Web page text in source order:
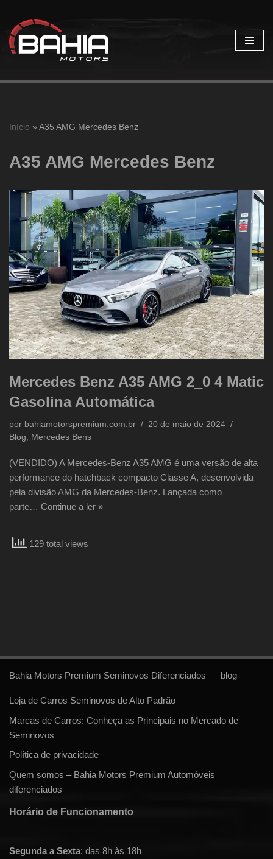
Pular
para
Início » A35 AMG Mercedes Benz
A35 AMG Mercedes Benz
Mercedes Benz A35 AMG 2_0 4 Matic
Gasolina Automática
por bahiamotorspremium.com.br
20 de maio de 2024
Blog, Mercedes Bens
(VENDIDO) A Mercedes-Benz A35 AMG é uma versão de alta
performance do hatchback compacto Classe A, desenvolvida
pela divisão AMG da Mercedes-Benz. Lançada como
parte… Continue a ler »
129 total views
Bahia Motors Premium Seminovos Diferenciados blog
Loja de Carros Seminovos de Alto Padrão
Marcas de Carros: Conheça as Principais no Mercado de
Seminovos
Política de privacidade
Quem somos – Bahia Motors Premium Automóveis
diferenciados
Horário de Funcionamento
Segunda a Sexta: das 8h às 18h